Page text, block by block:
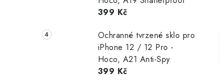
399 Kč
Ochranné tvrzené sklo pro
iPhone 12 / 12 Pro -
Hoco, A21 Anti-Spy
399 Kč